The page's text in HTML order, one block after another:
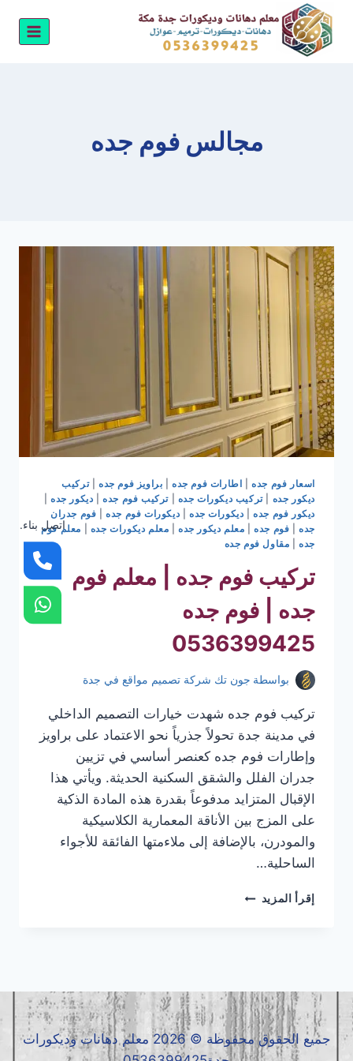
التجاوز
المحتوى
مجالس فوم جده
اسعار فوم جده| اطارات فوم جده| براويز فوم جده |تركيب
ديكور جده |تركيب ديكورات جده |تركيب فوم جده| ديكور جده|
ديكور فوم جده| ديكورات جده ديكورات فوم جده| فوم جدران
جده| فوم جده| معلم ديكور جده| معلم ديكورات جده
معلم فوم
جده| مقاول فوم جده
تركيب فوم جده | معلم فوم
جده | فوم جده
0536399425
بواسطة جون تك شركة تصميم مواقع في جدة
تركيب فوم جده شهدت خيارات التصميم الداخلي
في مدينة جدة تحولاً جذرياً نحو الاعتماد على براويز
وإطارات فوم جده كعنصر أساسي في تزيين
جدران الفلل والشقق السكنية الحديثة. ويأتي هذا
الإقبال المتزايد مدفوعاً بقدرة هذه المادة الذكية
على المزج بين الأناقة المعمارية الكلاسيكية
والمودرن، بالإضافة إلى ملاءمتها الفائقة للأجواء
الساحلية…
إقرأ المزيد تركيب
جده
|
فوم
جده
جميع الحقوق محفوظة © 2026 معلم دهانات وديكورات
اتصل بناء.